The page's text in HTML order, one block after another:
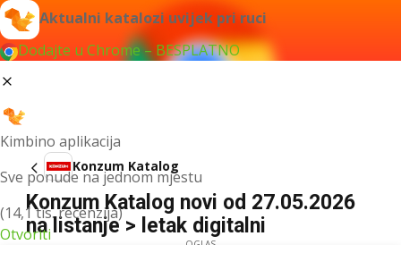
Aktualni katalozi uvijek pri ruci
Dodajte u Chrome – BESPLATNO
Kimbino aplikacija
Sve ponude na jednom mjestu
(14,1 tis. recenzija)
Otvoriti
Konzum Katalog
Konzum Katalog novi od 27.05.2026
na listanje > letak digitalni
OGLAS